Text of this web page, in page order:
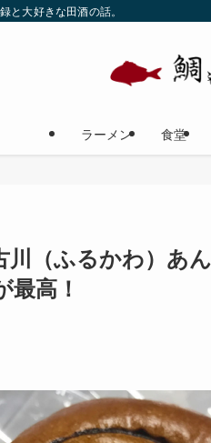
と大好きな田酒の話。
ラーメン 食堂
川（ふるかわ）あ
高！